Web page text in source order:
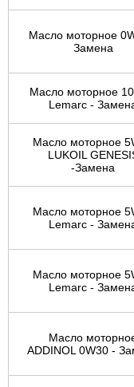
Масло моторное
Замена
Масло моторное
Lemarc -
Масло моторное
LUKOIL
-Замена
Масло моторное
Lemarc -
Масло моторное
Lemarc -
Масло
ADDINOL 0W30 -